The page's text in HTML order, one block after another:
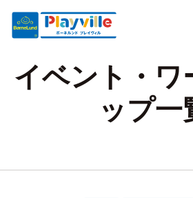
イベント・ワ
ップ一